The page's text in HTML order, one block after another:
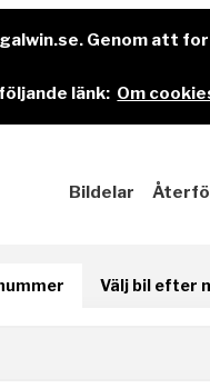
Genom att
länk: Om
Bildelar
Välj bil efter